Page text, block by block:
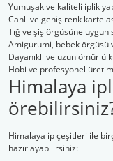
Yumuşak ve kaliteli iplik
Canlı ve geniş renk
Tığ ve şiş örgüsüne uygun
Amigurumi, bebek örgüsü
Dayanıklı ve uzun ömürlü
Hobi ve profesyonel
Himalaya
Himalaya ip çeşitleri ile
hazırlayabilirsiniz: